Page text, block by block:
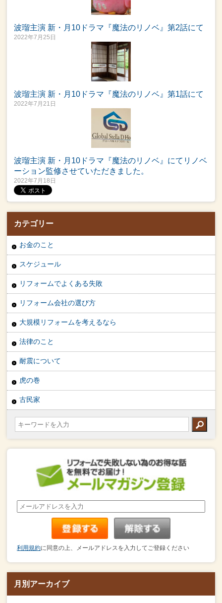
波瑠主演 新・月10ドラマ『魔法のリノベ』第2話にて
2022年7月25日
波瑠主演 新・月10ドラマ『魔法のリノベ』第1話にて
2022年7月21日
波瑠主演 新・月10ドラマ『魔法のリノベ』にてリノベ
ーション監修させていただきました。
2022年7月18日
カテゴリー
お金のこと
スケジュール
リフォームでよくある失敗
リフォーム会社の選び方
大規模リフォームを考えるなら
法律のこと
耐震について
虎の巻
古民家
利用規約に同意の上、メールアドレスを入力してご登録ください
月別アーカイブ